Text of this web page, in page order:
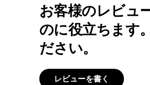
お客様のレビュ
のに役立ちます
ださい。
レビューを書く